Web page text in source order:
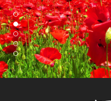
溫泉、泳池
館內設施